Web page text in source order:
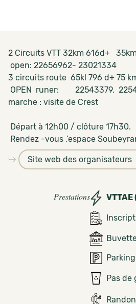
2 Circuits VTT 32km 616d+
open: 22656962- 23021334
3 circuits route 65kl 796 d+ 75
OPEN runer: 22543379,
marche : visite de Crest
Départ à 12h00 / clôture 17h30.
Rendez -vous ,’espace
Site web des organisateurs
Prestations
Pas de